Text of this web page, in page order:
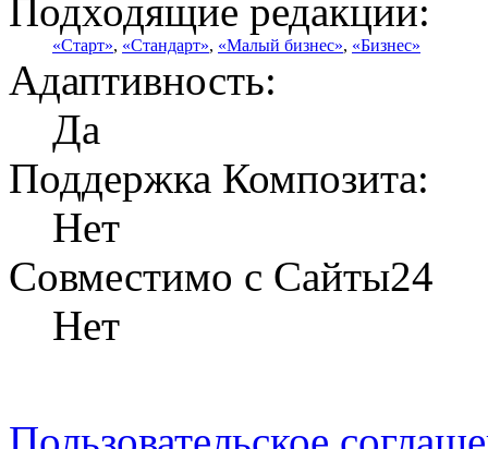
Подходящие редакции:
«Старт», «Стандарт», «Малый бизнес», «Бизнес»
Адаптивность:
Да
Поддержка Композита:
Нет
Совместимо с Сайты24
Нет